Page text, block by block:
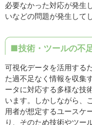
必要なかった対応が発生
いなどの問題が発生して
■技術・ツールの不
可視化データを活用する
た過不足なく情報を収集
ータに対応する多様な技
います。しかしながら、
用者が想定するユースケ
り、そのため技術やツー